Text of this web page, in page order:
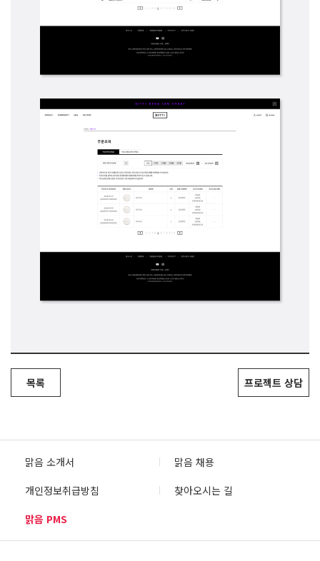
목록 프로젝트 상담
맑음 소개서
맑음 채용
개인정보취급방침
찾아오시는 길
맑음 PMS